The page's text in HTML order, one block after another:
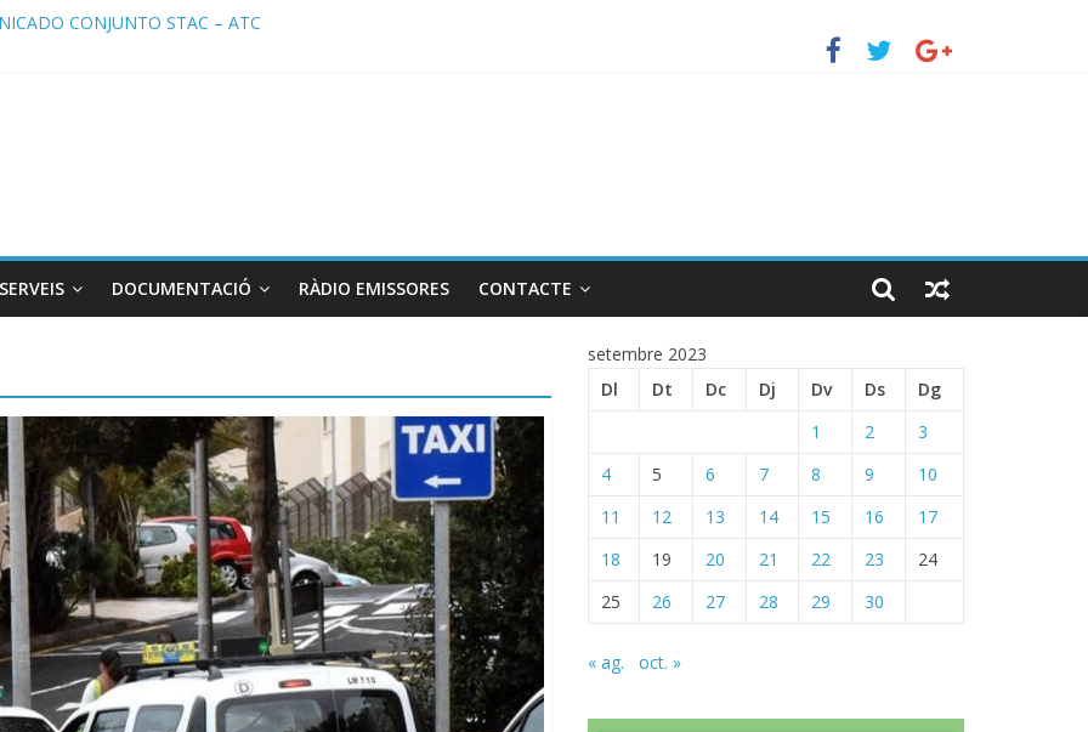
de Radio TAXI LIBRE 22.07.2026 en COOLTURA FM. Edición 385
SERVEIS DOCUMENTACIÓ RÀDIO EMISSORES CONTACTE
setembre 2023
Dl
Dt Dc Dj Dv Ds
Dg
1
2
3
4
5 6 7 8 9
10
11
12 13 14 15 16
17
18
19 20 21 22 23
24
25
26 27 28 29 30
« ag. oct. »